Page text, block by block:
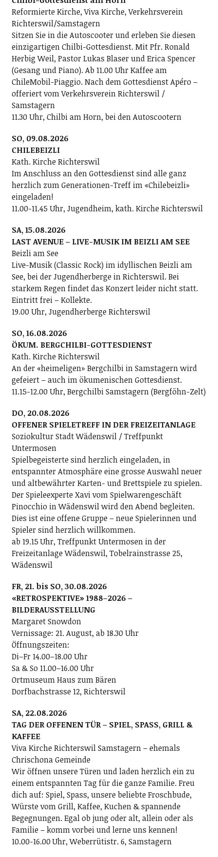
Reformierte Kirche, Viva Kirche, Verkehrsverein
Richterswil/Samstagern
Sitzen Sie in die Autoscooter und erleben Sie diesen
einzigartigen Chilbi-Gottesdienst. Mit Pfr. Ronald
Herbig Weil, Pastor Lukas Blaser und Erica Spencer
(Gesang und Piano). Ab 11.00 Uhr Kaffee am
ChileMobil-Piaggio. Nach dem Gottesdienst Apéro –
offeriert vom Verkehrsverein Richterswil /
Samstagern
11.30 Uhr, Chilbi am Horn, bei den Autoscootern
SO, 09.08.2026
CHILEBEIZLI
Kath. Kirche Richterswil
Im Anschluss an den Gottesdienst sind alle ganz
herzlich zum Generationen-Treff im «Chilebeizli»
eingeladen!
11.00-11.45 Uhr, Jugendheim, kath. Kirche Richterswil
SA, 15.08.2026
LAST AVENUE – LIVE-MUSIK IM BEIZLI AM SEE
Beizli am See
Live-Musik (Classic Rock) im idyllischen Beizli am
See, bei der Jugendherberge in Richterswil. Bei
starkem Regen findet das Konzert leider nicht statt.
Eintritt frei – Kollekte.
19.00 Uhr, Jugendherberge Richterswil
SO, 16.08.2026
ÖKUM. BERGCHILBI-GOTTESDIENST
Kath. Kirche Richterswil
An der «heimeligen» Bergchilbi in Samstagern wird
gefeiert – auch im ökumenischen Gottesdienst.
11.15-12.00 Uhr, Bergchilbi Samstagern (Bergföhn-Zelt)
DO, 20.08.2026
OFFENER SPIELETREFF IN DER FREIZEITANLAGE
Soziokultur Stadt Wädenswil / Treffpunkt
Untermosen
Spielbegeisterte sind herzlich eingeladen, in
entspannter Atmosphäre eine grosse Auswahl neuer
und altbewährter Karten- und Brettspiele zu spielen.
Der Spieleexperte Xavi vom Spielwarengeschäft
Pinocchio in Wädenswil wird den Abend begleiten.
Dies ist eine offene Gruppe – neue Spielerinnen und
Spieler sind herzlich willkommen.
ab 19.15 Uhr, Treffpunkt Untermosen in der
Freizeitanlage Wädenswil, Tobelrainstrasse 25,
Wädenswil
FR, 21. bis SO, 30.08.2026
«RETROSPEKTIVE» 1988–2026 –
BILDERAUSSTELLUNG
Margaret Snowdon
Vernissage: 21. August, ab 18.30 Uhr
Öffnungszeiten:
Di–Fr 14.00–18.00 Uhr
Sa & So 11.00–16.00 Uhr
Ortmuseum Haus zum Bären
Dorfbachstrasse 12, Richterswil
SA, 22.08.2026
TAG DER OFFENEN TÜR – SPIEL, SPASS, GRILL &
KAFFEE
Viva Kirche Richterswil Samstagern – ehemals
Chrischona Gemeinde
Wir öffnen unsere Türen und laden herzlich ein zu
einem entspannten Tag für die ganze Familie. Freu
dich auf: Spiel, Spass, unsere beliebte Froschbude,
Würste vom Grill, Kaffee, Kuchen & spannende
Begegnungen. Egal ob jung oder alt, allein oder als
Familie – komm vorbei und lerne uns kennen!
10.00-16.00 Uhr, Weberrütistr. 6, Samstagern